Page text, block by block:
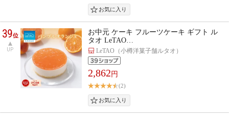
39位
UP
お中元 ケーキ フルーツケーキ ギフト ル
タオ LeTAO…
LeTAO（小樽洋菓子舗ルタオ）
2,862 円
(2)